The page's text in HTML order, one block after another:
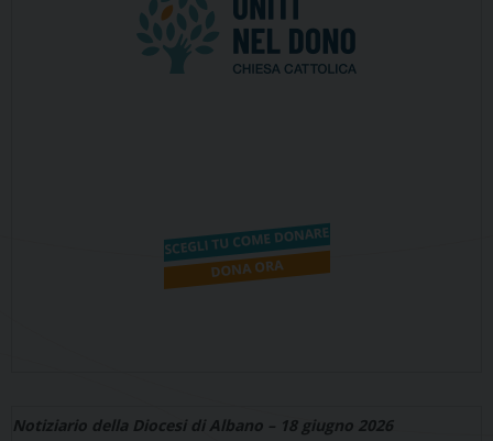
Notiziario della Diocesi di Albano – 18 giugno 2026